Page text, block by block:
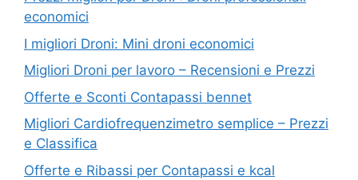
economici
I migliori Droni: Mini droni economici
Migliori Droni per lavoro – Recensioni e Prezzi
Offerte e Sconti Contapassi bennet
Migliori Cardiofrequenzimetro semplice – Prezzi
e Classifica
Offerte e Ribassi per Contapassi e kcal